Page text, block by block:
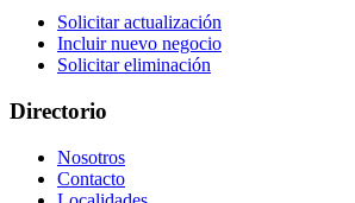
Solicitar actualización
Incluir nuevo negocio
Solicitar eliminación
Directorio
Nosotros
Contacto